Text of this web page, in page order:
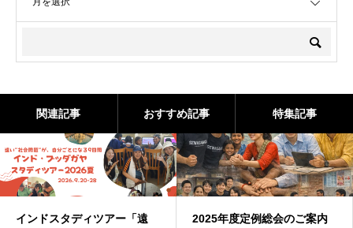
関連記事 おすすめ記事 特集記事
インドスタディツアー「遠
2025年度定例総会のご案内